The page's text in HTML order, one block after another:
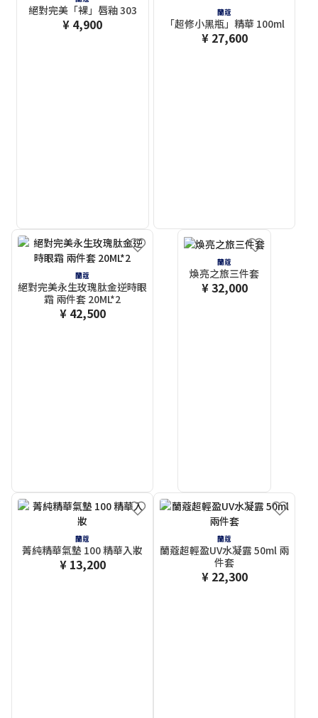
絕對完美「裸」唇釉 303
¥ 4,900
蘭蔻
「超修小黑瓶」精華 100ml
¥ 27,600
蘭蔻
絕對完美永生玫瑰肽金逆時眼
霜 兩件套 20ML*2
¥ 42,500
蘭蔻
煥亮之旅三件套
¥ 32,000
蘭蔻
菁純精華氣墊 100 精華入妝
¥ 13,200
蘭蔻
蘭蔻超輕盈UV水凝露 50ml 兩
件套
¥ 22,300